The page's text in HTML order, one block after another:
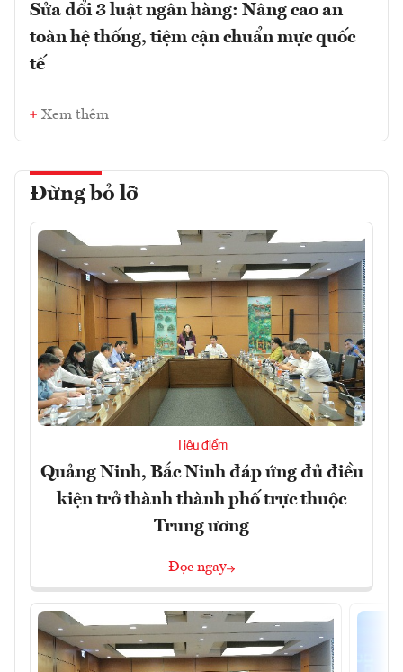
Sửa đổi 3 luật ngân hàng: Nâng cao an
toàn hệ thống, tiệm cận chuẩn mực quốc
tế
Xem thêm
Đừng bỏ lỡ
Tiêu điểm
Quảng Ninh, Bắc Ninh đáp ứng đủ điều
kiện trở thành thành phố trực thuộc
Trung ương
Đọc ngay